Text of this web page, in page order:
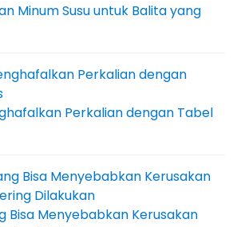
Minum Susu untuk Balita yang
Perkalian dengan Tabel
Bisa Menyebabkan Kerusakan